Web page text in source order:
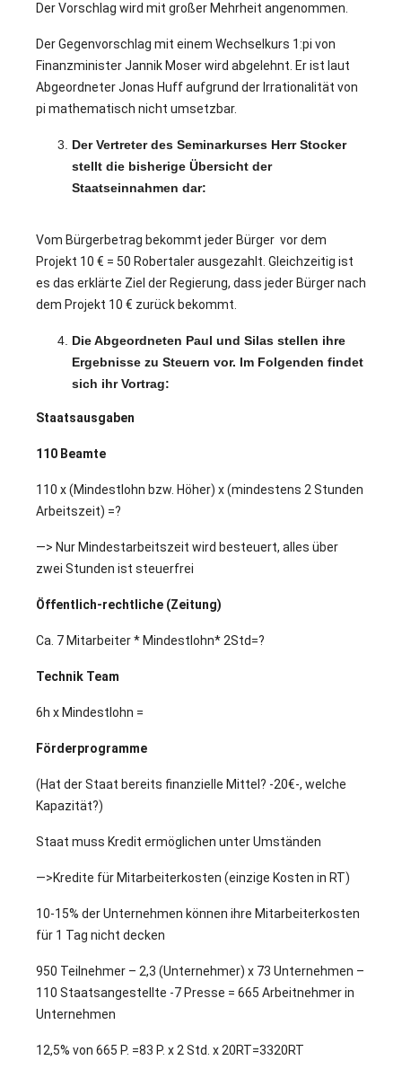
Der Vorschlag wird mit großer Mehrheit angenommen.
Der Gegenvorschlag mit einem Wechselkurs 1:pi von
Finanzminister Jannik Moser wird abgelehnt. Er ist laut
Abgeordneter Jonas Huff aufgrund der Irrationalität von
pi mathematisch nicht umsetzbar.
Der Vertreter des Seminarkurses Herr Stocker
stellt die bisherige Übersicht der
Staatseinnahmen dar:
Vom Bürgerbetrag bekommt jeder Bürger vor dem
Projekt 10 € = 50 Robertaler ausgezahlt. Gleichzeitig ist
es das erklärte Ziel der Regierung, dass jeder Bürger nach
dem Projekt 10 € zurück bekommt.
Die Abgeordneten Paul und Silas stellen ihre
Ergebnisse zu Steuern vor. Im Folgenden findet
sich ihr Vortrag:
Staatsausgaben
110 Beamte
110 x (Mindestlohn bzw. Höher) x (mindestens 2 Stunden
Arbeitszeit) =?
—> Nur Mindestarbeitszeit wird besteuert, alles über
zwei Stunden ist steuerfrei
Öffentlich-rechtliche (Zeitung)
Ca. 7 Mitarbeiter * Mindestlohn* 2Std=?
Technik Team
6h x Mindestlohn =
Förderprogramme
(Hat der Staat bereits finanzielle Mittel? -20€-, welche
Kapazität?)
Staat muss Kredit ermöglichen unter Umständen
—>Kredite für Mitarbeiterkosten (einzige Kosten in RT)
10-15% der Unternehmen können ihre Mitarbeiterkosten
für 1 Tag nicht decken
950 Teilnehmer – 2,3 (Unternehmer) x 73 Unternehmen –
110 Staatsangestellte -7 Presse = 665 Arbeitnehmer in
Unternehmen
12,5% von 665 P. =83 P. x 2 Std. x 20RT=3320RT